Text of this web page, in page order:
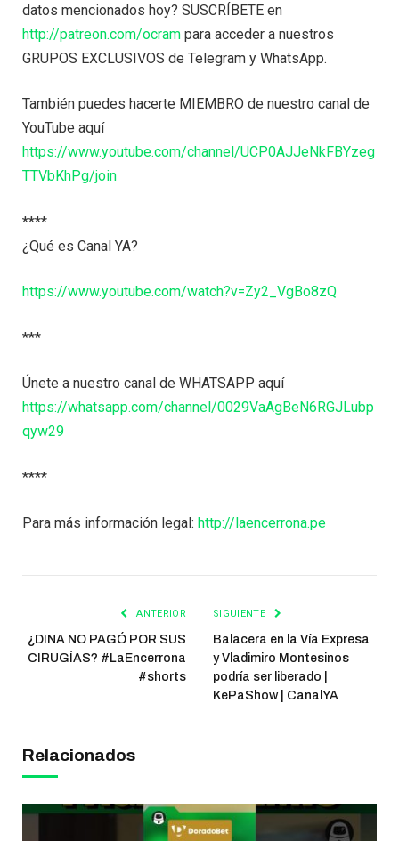
datos mencionados hoy? SUSCRÍBETE en
http://patreon.com/ocram para acceder a nuestros
GRUPOS EXCLUSIVOS de Telegram y WhatsApp.
También puedes hacerte MIEMBRO de nuestro canal de
YouTube aquí
https://www.youtube.com/channel/UCP0AJJeNkFBYzeg
TTVbKhPg/join
****
¿Qué es Canal YA?
https://www.youtube.com/watch?v=Zy2_VgBo8zQ
***
Únete a nuestro canal de WHATSAPP aquí
https://whatsapp.com/channel/0029VaAgBeN6RGJLubp
qyw29
****
Para más información legal: http://laencerrona.pe
ANTERIOR
¿DINA NO PAGÓ POR SUS
CIRUGÍAS? #LaEncerrona
#shorts
SIGUIENTE
Balacera en la Vía Expresa
y Vladimiro Montesinos
podría ser liberado |
KePaShow | CanalYA
Relacionados